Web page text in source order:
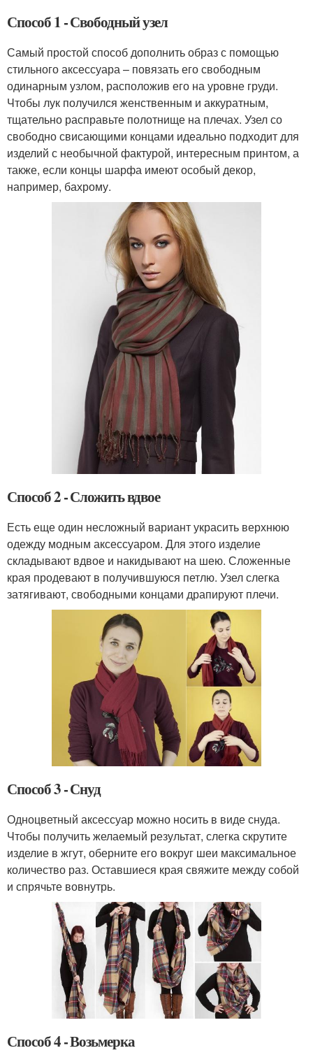
Способ 1 - Свободный узел
Самый простой способ дополнить образ с помощью
стильного аксессуара – повязать его свободным
одинарным узлом, расположив его на уровне груди.
Чтобы лук получился женственным и аккуратным,
тщательно расправьте полотнище на плечах. Узел со
свободно свисающими концами идеально подходит для
изделий с необычной фактурой, интересным принтом, а
также, если концы шарфа имеют особый декор,
например, бахрому.
Способ 2 - Сложить вдвое
Есть еще один несложный вариант украсить верхнюю
одежду модным аксессуаром. Для этого изделие
складывают вдвое и накидывают на шею. Сложенные
края продевают в получившуюся петлю. Узел слегка
затягивают, свободными концами драпируют плечи.
Способ 3 - Снуд
Одноцветный аксессуар можно носить в виде снуда.
Чтобы получить желаемый результат, слегка скрутите
изделие в жгут, оберните его вокруг шеи максимальное
количество раз. Оставшиеся края свяжите между собой
и спрячьте вовнутрь.
Способ 4 - Возьмерка